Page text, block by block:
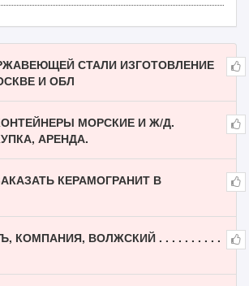
СТАЛИ ИЗГОТОВЛЕНИЕ
И ОБЛ
МОРСКИЕ И Ж/Д.
АРЕНДА.
КЕРАМОГРАНИТ В
КОМПАНИЯ, ВОЛЖСКИЙ . . . . . . . . . .